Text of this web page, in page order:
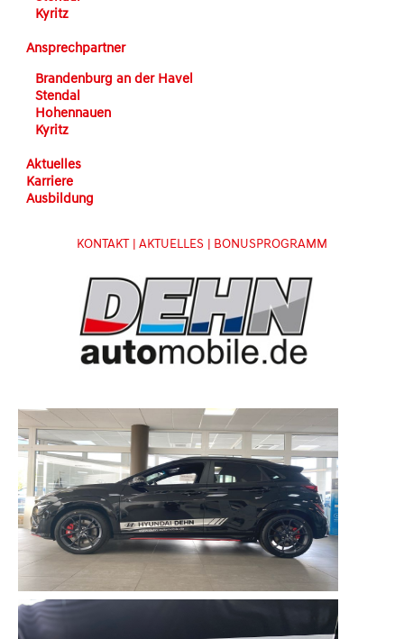
Kyritz
Ansprechpartner
Brandenburg an der Havel
Stendal
Hohennauen
Kyritz
Aktuelles
Karriere
Ausbildung
KONTAKT | AKTUELLES | BONUSPROGRAMM